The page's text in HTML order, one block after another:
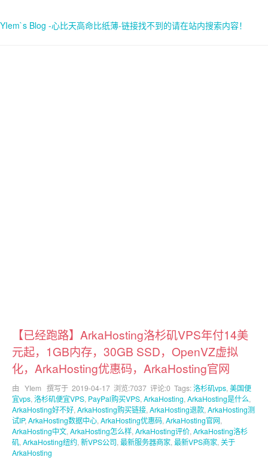
YIem`s Blog -心比天高命比纸薄-链接找不到的请在站内搜索内容！
【已经跑路】ArkaHosting洛杉矶VPS年付14美
元起，1GB内存，30GB SSD，OpenVZ虚拟
化，ArkaHosting优惠码，ArkaHosting官网
由 YIem 撰写于 2019-04-17 浏览:7037 评论:0 Tags:洛杉矶vps, 美国便
宜vps, 洛杉矶便宜VPS, PayPal购买VPS, ArkaHosting, ArkaHosting是什么,
ArkaHosting好不好, ArkaHosting购买链接, ArkaHosting退款, ArkaHosting测
试IP, ArkaHosting数据中心, ArkaHosting优惠码, ArkaHosting官网,
ArkaHosting中文, ArkaHosting怎么样, ArkaHosting评价, ArkaHosting洛杉
矶, ArkaHosting纽约, 新VPS公司, 最新服务器商家, 最新VPS商家, 关于
ArkaHosting